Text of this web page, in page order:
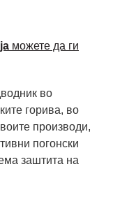
можете да ги
во
горива, во
производи,
погонски
заштита на